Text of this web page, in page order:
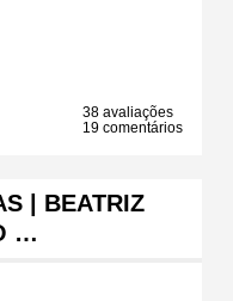
38 avaliações
19 comentários
| BEATRIZ
…